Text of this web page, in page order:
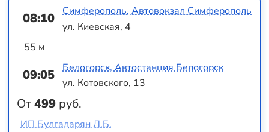
08:10
55 м
09:05
От499 руб.
Симферополь, Автовокзал Симферополь
ул. Киевская, 4
Белогорск, Автостанция Белогорск
ул. Котовского, 13
ИП Булгадарян Л.Б.